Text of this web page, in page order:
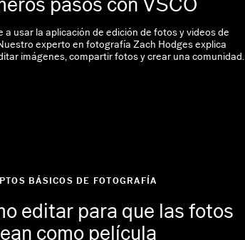
a usar la aplicación de edición de fotos y videos de
experto en fotografía Zach Hodges explica
imágenes, compartir fotos y crear una comunidad.
BÁSICOS DE FOTOGRAFÍA
editar para que las fotos
como película